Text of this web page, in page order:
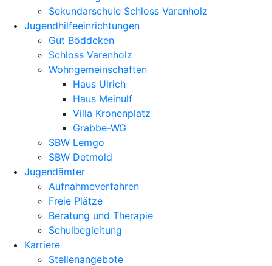
Sekundarschule Schloss Varenholz
Jugendhilfeeinrichtungen
Gut Böddeken
Schloss Varenholz
Wohngemeinschaften
Haus Ulrich
Haus Meinulf
Villa Kronenplatz
Grabbe-WG
SBW Lemgo
SBW Detmold
Jugendämter
Aufnahmeverfahren
Freie Plätze
Beratung und Therapie
Schulbegleitung
Karriere
Stellenangebote